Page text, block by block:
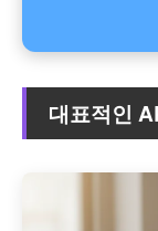
대표적인